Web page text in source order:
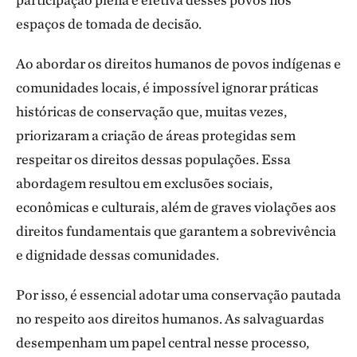
espaços de tomada de decisão.
Ao abordar os direitos humanos de povos indígenas e
comunidades locais, é impossível ignorar práticas
históricas de conservação que, muitas vezes,
priorizaram a criação de áreas protegidas sem
respeitar os direitos dessas populações. Essa
abordagem resultou em exclusões sociais,
econômicas e culturais, além de graves violações aos
direitos fundamentais que garantem a sobrevivência
e dignidade dessas comunidades.
Por isso, é essencial adotar uma conservação pautada
no respeito aos direitos humanos. As salvaguardas
desempenham um papel central nesse processo,